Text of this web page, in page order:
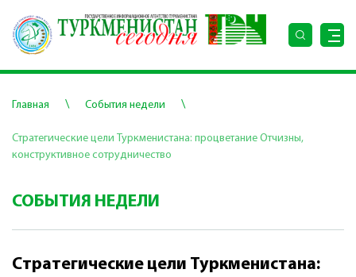
Главная \ События недели \
Стратегические цели Туркменистана: процветание Отчизны,
конструктивное сотрудничество
СОБЫТИЯ НЕДЕЛИ
Стратегические цели Туркменистана: